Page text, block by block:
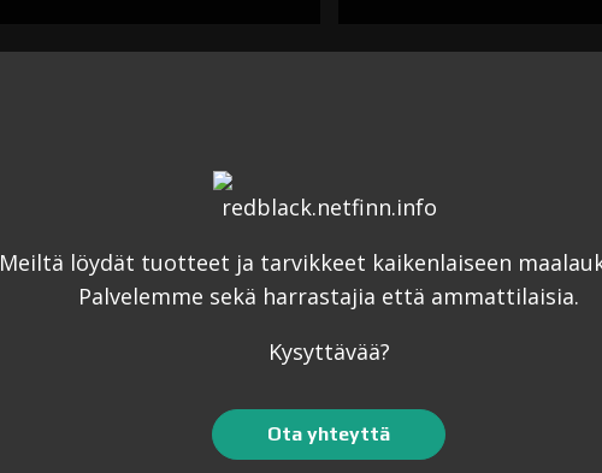
Meiltä löydät tuotteet ja tarvikkeet kaikenlaiseen
Palvelemme sekä harrastajia että ammattilaisia.
Kysyttävää?
Ota yhteyttä